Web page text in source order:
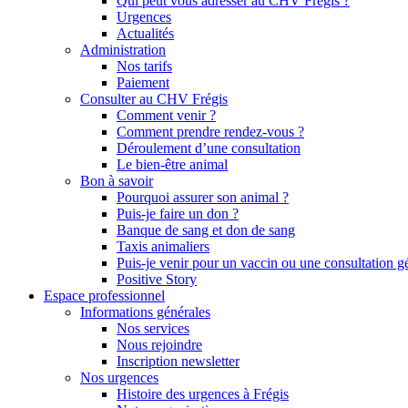
Urgences
Actualités
Administration
Nos tarifs
Paiement
Consulter au CHV Frégis
Comment venir ?
Comment prendre rendez-vous ?
Déroulement d’une consultation
Le bien-être animal
Bon à savoir
Pourquoi assurer son animal ?
Puis-je faire un don ?
Banque de sang et don de sang
Taxis animaliers
Puis-je venir pour un vaccin ou une consultation
Positive Story
Espace professionnel
Informations générales
Nos services
Nous rejoindre
Inscription newsletter
Nos urgences
Histoire des urgences à Frégis